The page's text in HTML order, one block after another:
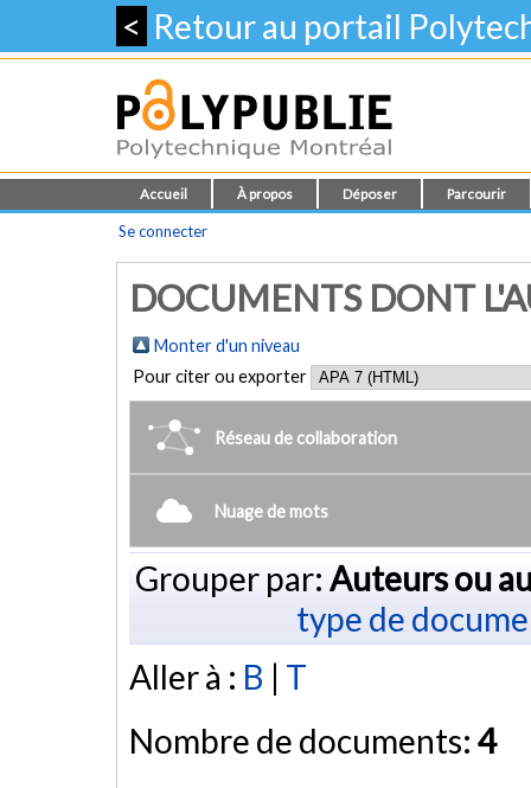
< Retour au portail
Accueil À propos Déposer Parcourir
Se connecter
DOCUMENTS DONT
Monter d'un niveau
Pour citer ou exporter
Réseau de collaboration
Nuage de mots
Grouper par: Auteurs ou
type de
Aller à : B | T
Nombre de documents: 4